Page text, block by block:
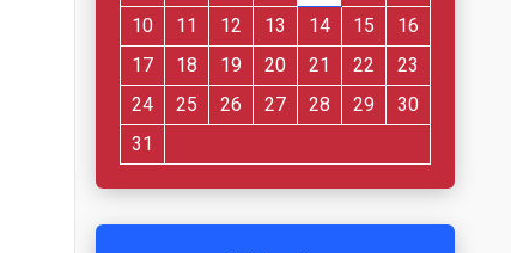
10
11 12 13 14 15
16
17
18 19 20 21 22
23
24
25 26 27 28 29
30
31